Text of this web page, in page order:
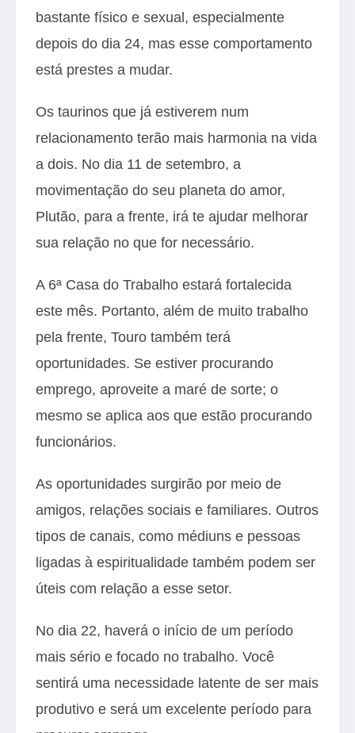
bastante físico e sexual, especialmente
depois do dia 24, mas esse comportamento
está prestes a mudar.
Os taurinos que já estiverem num
relacionamento terão mais harmonia na vida
a dois. No dia 11 de setembro, a
movimentação do seu planeta do amor,
Plutão, para a frente, irá te ajudar melhorar
sua relação no que for necessário.
A 6ª Casa do Trabalho estará fortalecida
este mês. Portanto, além de muito trabalho
pela frente, Touro também terá
oportunidades. Se estiver procurando
emprego, aproveite a maré de sorte; o
mesmo se aplica aos que estão procurando
funcionários.
As oportunidades surgirão por meio de
amigos, relações sociais e familiares. Outros
tipos de canais, como médiuns e pessoas
ligadas à espiritualidade também podem ser
úteis com relação a esse setor.
No dia 22, haverá o início de um período
mais sério e focado no trabalho. Você
sentirá uma necessidade latente de ser mais
produtivo e será um excelente período para